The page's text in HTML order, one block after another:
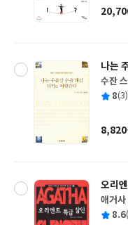
사
가
나는
글
쓴
수잔
출
사
평 8(3)
가
8,820
오리
글
쓴
애거사
출
평 8.6